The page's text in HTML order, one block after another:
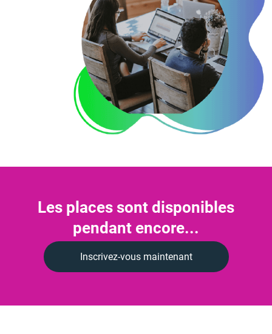
Les places sont disponibles
pendant encore...
Inscrivez-vous maintenant